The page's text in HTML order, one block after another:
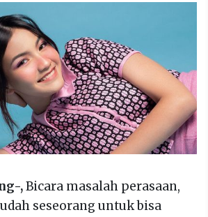
,Bicara masalah perasaan,
seseorang untuk bisa